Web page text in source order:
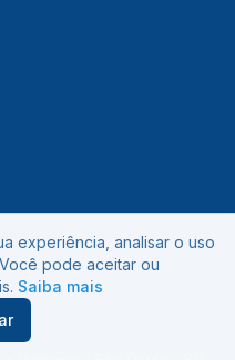
experiência, analisar o uso
pode aceitar ou
Saiba mais